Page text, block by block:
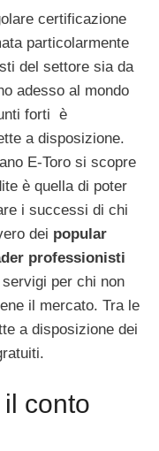
certificazione
particolarmente
del settore sia da
adesso al mondo
forti è
a disposizione.
E-Toro si scopre
è quella di poter
i successi di chi
dei popular
professionisti
per chi non
il mercato. Tra le
a disposizione dei
conto